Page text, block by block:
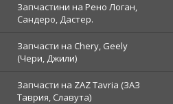
Запчастини на Рено Логан,
Сандеро, Дастер.
Запчасти на Chery, Geely
(Чери, Джили)
Запчасти на ZAZ Tavria (ЗАЗ
Таврия, Славута)